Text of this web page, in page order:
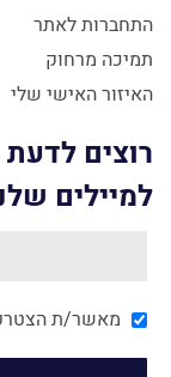
התחברות לאתר
תמיכה מרחוק
האיזור האישי שלי
רוצים
למיילים
מאשר/ת